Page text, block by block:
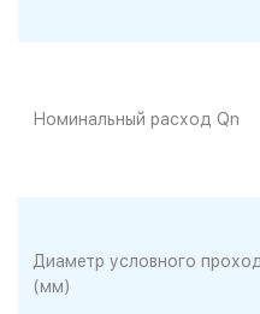
Номинальный расход Qn
Диаметр условного
(мм)